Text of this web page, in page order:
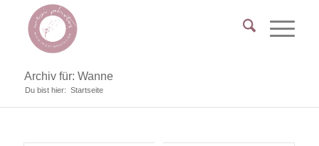
Archiv für: Wanne
Du bist hier: Startseite